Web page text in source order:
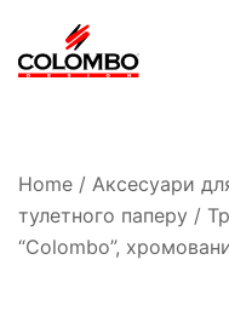
Home / Аксесуари
тулетного паперу /
“Colombo”,